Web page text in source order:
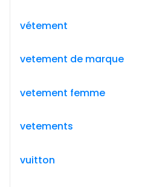
vétement
vetement de marque
vetement femme
vetements
vuitton